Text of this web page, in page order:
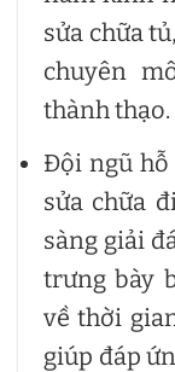
sửa chữa
chuyên
thành thạo.
Đội ngũ hỗ
sửa chữa
sàng giải
trưng bày
về thời
giúp đáp